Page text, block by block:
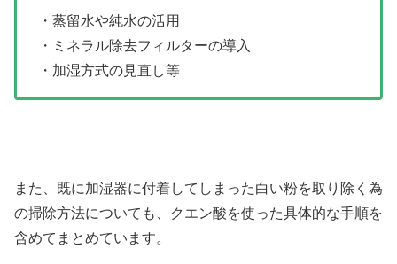
・蒸留水や純水の活用
・ミネラル除去フィルターの導入
・加湿方式の見直し等
また、既に加湿器に付着してしまった白い粉を取り除く為
の掃除方法についても、クエン酸を使った具体的な手順を
含めてまとめています。